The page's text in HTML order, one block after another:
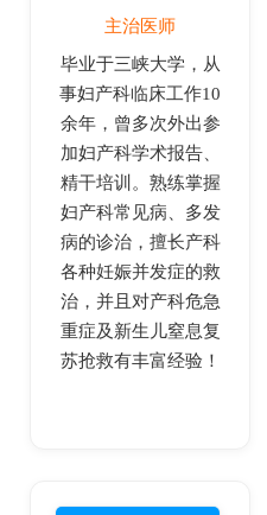
主治医师
毕业于三峡大学，从
事妇产科临床工作10
余年，曾多次外出参
加妇产科学术报告、
精干培训。熟练掌握
妇产科常见病、多发
病的诊治，擅长产科
各种妊娠并发症的救
治，并且对产科危急
重症及新生儿窒息复
苏抢救有丰富经验！